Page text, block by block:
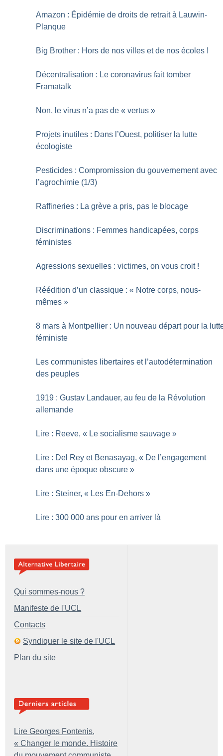
Amazon : Épidémie de droits de retrait à Lauwin-
Planque
Big Brother : Hors de nos villes et de nos écoles !
Décentralisation : Le coronavirus fait tomber
Framatalk
Non, le virus n’a pas de « vertus »
Projets inutiles : Dans l’Ouest, politiser la lutte
écologiste
Pesticides : Compromission du gouvernement avec
l’agrochimie (1/3)
Raffineries : La grève a pris, pas le blocage
Discriminations : Femmes handicapées, corps
féministes
Agressions sexuelles : victimes, on vous croit !
Réédition d’un classique : « Notre corps, nous-
mêmes »
8 mars à Montpellier : Un nouveau départ pour la
féministe
Les communistes libertaires et l’autodétermination
des peuples
1919 : Gustav Landauer, au feu de la Révolution
allemande
Lire : Reeve, « Le socialisme sauvage »
Lire : Del Rey et Benasayag, « De l’engagement
dans une époque obscure »
Lire : Steiner, « Les En-Dehors »
Lire : 300 000 ans pour en arriver là
Qui sommes-nous ?
Manifeste de l'UCL
Contacts
Syndiquer le site de l'UCL
Plan du site
Lire Georges Fontenis,
« Changer le monde. Histoire